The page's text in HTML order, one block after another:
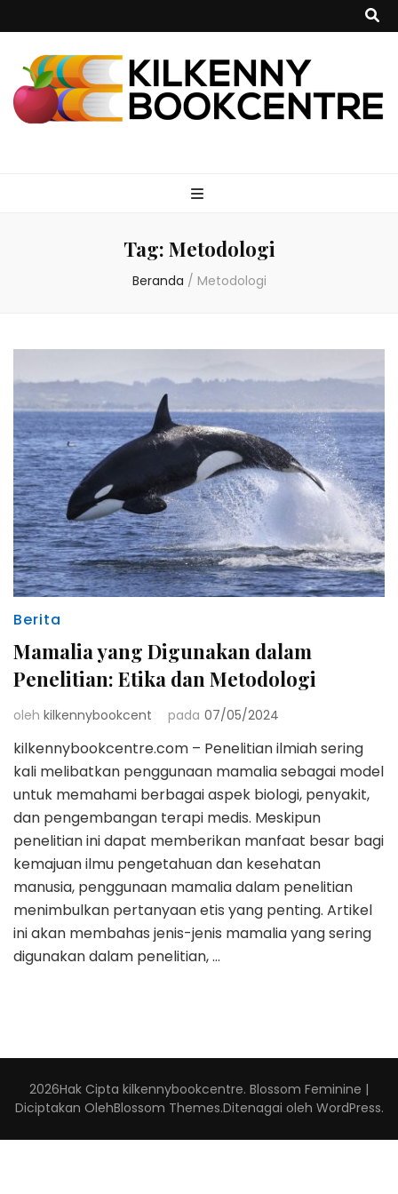
Tag: Metodologi
Beranda / Metodologi
Berita
Mamalia yang Digunakan dalam
Penelitian: Etika dan Metodologi
oleh kilkennybookcent pada 07/05/2024
kilkennybookcentre.com – Penelitian ilmiah sering
kali melibatkan penggunaan mamalia sebagai model
untuk memahami berbagai aspek biologi, penyakit,
dan pengembangan terapi medis. Meskipun
penelitian ini dapat memberikan manfaat besar bagi
kemajuan ilmu pengetahuan dan kesehatan
manusia, penggunaan mamalia dalam penelitian
menimbulkan pertanyaan etis yang penting. Artikel
ini akan membahas jenis-jenis mamalia yang sering
digunakan dalam penelitian, …
2026Hak Cipta kilkennybookcentre. Blossom Feminine |
Diciptakan OlehBlossom Themes.Ditenagai oleh WordPress.